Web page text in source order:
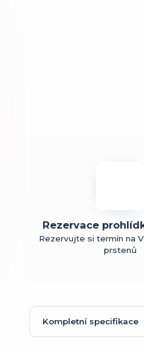
Rezervace
Rezervujte si termín na
prstenů
Kompletní specifikace